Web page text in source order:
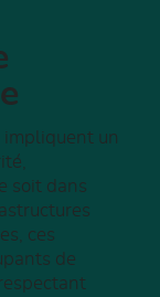
impliquent un
soit dans
ces
de